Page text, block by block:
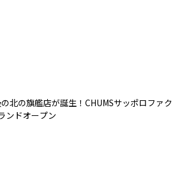
北の旗艦店が誕生！CHUMSサッポロファ
ンドオープン